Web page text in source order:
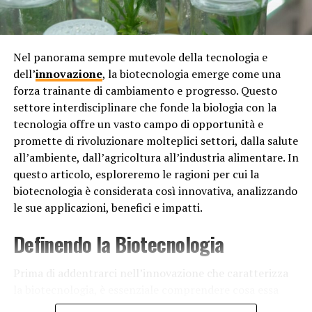
spesso una miscela speciale di pigmenti che offre
resistenza all’abrasione, alla corrosione e all’attacco di
organismi marini come alghe e molluschi. Questa
protezione è cruciale per mantenere l’integrità
strutturale della nave nel tempo e per ridurre i costi di
manutenzione.
In conclusione, lo scafo delle navi è dipinto di rosso
sotto la soglia di galleggiamento per una combinazione
di motivi pratici, simbolici e tecnici. Il colore rosso
garantisce una maggiore visibilità e sicurezza in mare,
rappresenta la tradizione marittima e fornisce una
protezione efficace contro la corrosione e l’erosione.
continua ad essere utilizzata per la manutenzione e la
Nel panorama sempre mutevole della tecnologia e
dell’innovazione, la biotecnologia emerge come una
forza trainante di cambiamento e progresso. Questo
settore interdisciplinare che fonde la biologia con la
tecnologia offre un vasto campo di opportunità e
promette di rivoluzionare molteplici settori, dalla salute
all’ambiente, dall’agricoltura all’industria alimentare. In
questo articolo, esploreremo le ragioni per cui la
biotecnologia è considerata così innovativa, analizzando
le sue applicazioni, benefici e impatti.
Definendo la Biotecnologia
significhi. La biotecnologia è un campo vasto e